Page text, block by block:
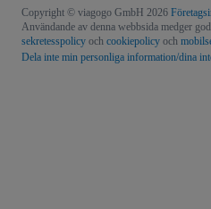
Copyright © viagogo GmbH 2026
Användande av denna webbsida medger
sekretesspolicy och cookiepolicy och
Dela inte min personliga information/dina